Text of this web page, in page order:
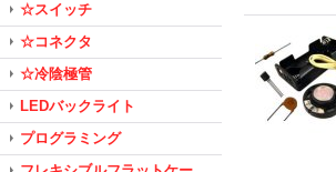
☆スイッチ
☆コネクタ
☆冷陰極管
LEDバックライト
プログラミング